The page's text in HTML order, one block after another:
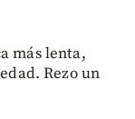
más lenta,
Rezo un